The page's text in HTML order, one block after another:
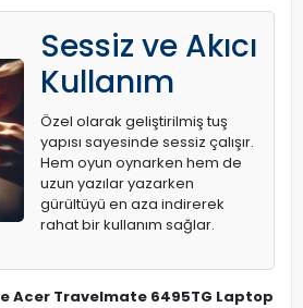
Sessiz ve Akıcı
Kullanım
Özel olarak geliştirilmiş tuş
yapısı sayesinde sessiz çalışır.
Hem oyun oynarken hem de
uzun yazılar yazarken
gürültüyü en aza indirerek
rahat bir kullanım sağlar.
Acer Travelmate 6495TG Laptop